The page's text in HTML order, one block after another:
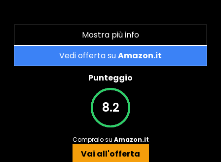
Mostra più info
Vedi offerta suAmazon.it
Punteggio
8.2
Compralo su Amazon.it
Vai all'offerta